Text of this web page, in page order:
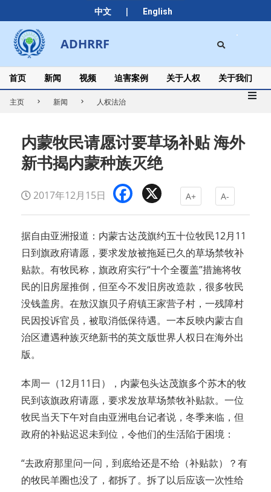
中文 | English
to
content
ADHRRF
Secondary
Navigation
Menu
首页 新闻 视频 迫害案例 关于人权 关于我们
主页 新闻 人权法治
内蒙牧民请愿讨要草场补贴 海外
新书揭内蒙种族灭绝
2017年12月15日 Facebook A+ A-
据自由亚洲报道：内蒙古达茂旗约五十位牧民12月11
日到旗政府请愿，要求发放被拖延已久的草场禁牧补
贴款。有牧民称，旗政府实行“十个全覆盖”措施将牧
民的旧房屋推倒，但至今不发旧房改造款，很多牧民
没钱盖房。在敖汉旗贝子府镇王家营子村，一残障村
民因投诉官员，被取消低保待遇。一本反映内蒙古自
治区遭遇种族灭绝新书的英文版世界人权日在海外出
版。
本周一（12月11日），内蒙包头达茂旗多个苏木的牧
民到该旗政府请愿，要求发放草场禁牧补贴款。一位
牧民当天下午对自由亚洲电台记者说，冬季来临，但
政府的补贴迟迟未到位，令他们的生活陷于困境：
“去政府那里问一问，到底给还是不给（补贴款）？有
的牧民羊圈也没了，都拆了。拆了以后应该一次性给